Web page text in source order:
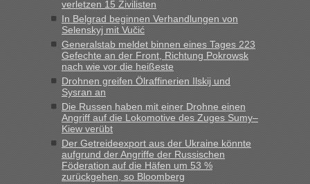
Originalverpackt ist und ersichlich das nicht neu sollte es
keine Probleme geben“
Recht, Visa und Dokumente • Deklaration
gebrauchter Kleidung beim Zoll
„Hallo Leute, ich weiß nicht, ob ich hier richtig bin mit meiner
Anfrage. Ich möchte 4 Umzugskartons mit gebrauchter
Straßen Kleidung bei der Einreise in die Ukraine
mitnehmen. Es ist gebrauchte Kleidung...“
Berichte und Reisetipps • Re: An welchem
Grenzübergang zwischen Polen und der Ukraine geht es am
schnellsten?
verletzen 15 Zivilisten
In Belgrad beginnen Verhandlungen von
Selenskyj mit Vučić
Generalstab meldet binnen eines Tages 223
Gefechte an der Front, Richtung Pokrowsk
nach wie vor die heißeste
Drohnen greifen Ölraffinerien Ilskij und
Sysran an
Die Russen haben mit einer Drohne einen
Angriff auf die Lokomotive des Zuges Sumy–
Kiew verübt
Der Getreideexport aus der Ukraine könnte
aufgrund der Angriffe der Russischen
Föderation auf die Häfen um 53 %
zurückgehen, so Bloomberg